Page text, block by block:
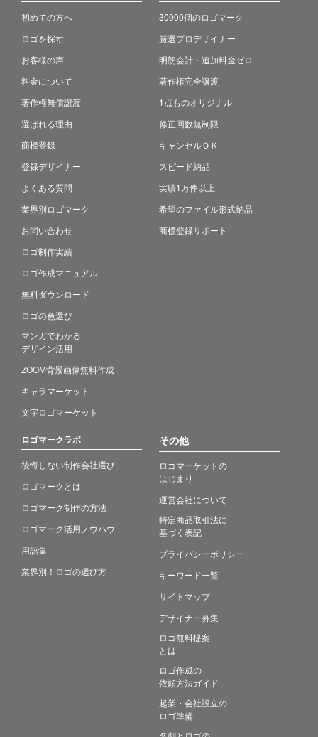
初めての方へ
ロゴを探す
お客様の声
料金について
著作権無償譲渡
選ばれる理由
商標登録
登録デザイナー
よくある質問
業界別ロゴマーク
お問い合わせ
ロゴ制作実績
ロゴ作成マニュアル
無料ダウンロード
ロゴの色選び
マンガでわかる
デザイン活用
ZOOM背景画像無料作成
キャラマーケット
文字ロゴマーケット
30000個のロゴマーク
厳選プロデザイナー
明朗会計・追加料金ゼロ
著作権完全譲渡
1点ものオリジナル
修正回数無制限
キャンセルＯＫ
スピード納品
実績1万件以上
希望のファイル形式納品
商標登録サポート
ロゴマークラボ
後悔しない制作会社選び
ロゴマークとは
ロゴマーク制作の方法
ロゴマーク活用ノウハウ
用語集
業界別！ロゴの選び方
その他
ロゴマーケットの
はじまり
運営会社について
特定商品取引法に
基づく表記
プライバシーポリシー
キーワード一覧
サイトマップ
デザイナー募集
ロゴ無料提案
とは
ロゴ作成の
依頼方法ガイド
起業・会社設立の
ロゴ準備